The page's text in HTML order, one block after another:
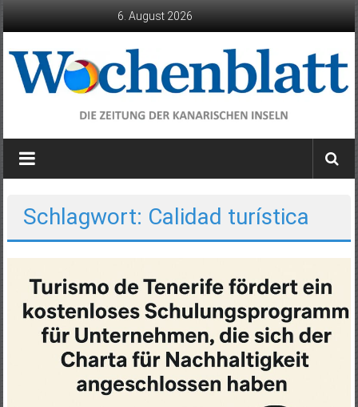
6. August 2026
Wochenblatt
die
Kanarischen
Inseln
Schlagwort: Calidad turística